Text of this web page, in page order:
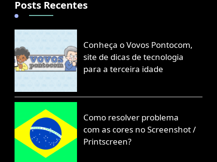
Posts Recentes
Conheça o Vovos Pontocom,
site de dicas de tecnologia
para a terceira idade
Como resolver problema
com as cores no Screenshot /
Printscreen?